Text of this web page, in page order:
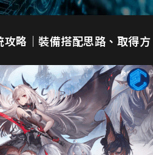
攻略｜裝備搭配思路、取得方